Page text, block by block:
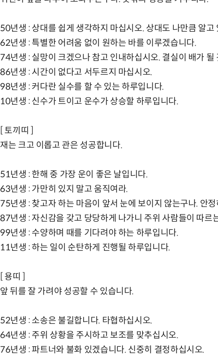
50년생 : 상대를 쉽게 생각하지 마십시오. 상대도 나만큼 알고
62년생 : 특별한 어려움 없이 원하는 바를 이루겠습니다.
74년생 : 실망이 크겠으나 참고 인내하십시오. 결실이 배가 될
86년생 : 시간이 없다고 서두르지 마십시오.
98년생 : 커다란 실수를 할 수 있는 하루입니다.
10년생 : 신수가 트이고 운수가 상승할 하루입니다.
[ 토끼띠 ]
재는 크고 이롭고 관은 성공합니다.
51년생 : 한해 중 가장 운이 좋은 날입니다.
63년생 : 가만히 있지 말고 움직여라.
75년생 : 찾고자 하는 마음이 앞서 눈에 보이지 않는구나. 안
87년생 : 자신감을 갖고 당당하게 나가니 주위 사람들이 따르
99년생 : 수양하며 때를 기다려야 하는 하루입니다.
11년생 : 하는 일이 순탄하게 진행될 하루입니다.
[ 용띠 ]
앞 뒤를 잘 가려야 성공할 수 있습니다.
52년생 : 소송은 불길합니다. 타협하십시오.
64년생 : 주위 상황을 주시하고 보조를 맞추십시오.
76년생 : 파트너와 불화 있겠습니다. 신중히 결정하십시오.